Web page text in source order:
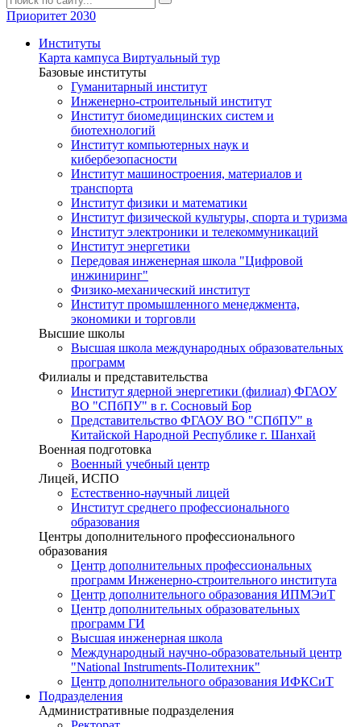
Приоритет 2030
Институты
Карта кампуса Виртуальный тур
Базовые институты
Гуманитарный институт
Инженерно-строительный институт
Институт биомедицинских систем и
биотехнологий
Институт компьютерных наук и
кибербезопасности
Институт машиностроения, материалов и
транспорта
Институт физики и математики
Институт физической культуры, спорта и туризма
Институт электроники и телекоммуникаций
Институт энергетики
Передовая инженерная школа "Цифровой
инжиниринг"
Физико-механический институт
Институт промышленного менеджмента,
экономики и торговли
Высшие школы
Высшая школа международных образовательных
программ
Филиалы и представительства
Институт ядерной энергетики (филиал) ФГАОУ
ВО "СПбПУ" в г. Сосновый Бор
Представительство ФГАОУ ВО "СПбПУ" в
Китайской Народной Республике г. Шанхай
Военная подготовка
Военный учебный центр
Лицей, ИСПО
Естественно-научный лицей
Институт среднего профессионального
образования
Центры дополнительного профессионального
образования
Центр дополнительных профессиональных
программ Инженерно-строительного института
Центр дополнительного образования ИПМЭиТ
Центр дополнительных образовательных
программ ГИ
Высшая инженерная школа
Международный научно-образовательный центр
"National Instruments-Политехник"
Центр дополнительного образования ИФКСиТ
Подразделения
Административные подразделения